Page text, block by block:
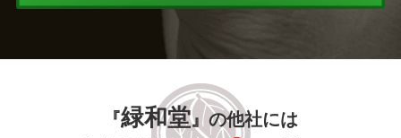
『緑和堂』の他社には